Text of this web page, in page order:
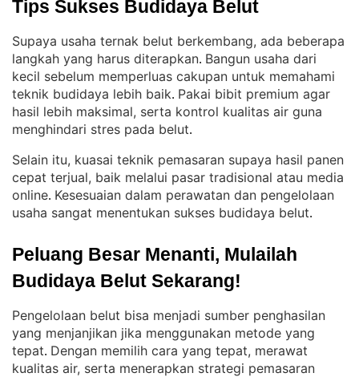
Tips Sukses Budidaya Belut
Supaya usaha ternak belut berkembang, ada beberapa
langkah yang harus diterapkan. Bangun usaha dari
kecil sebelum memperluas cakupan untuk memahami
teknik budidaya lebih baik. Pakai bibit premium agar
hasil lebih maksimal, serta kontrol kualitas air guna
menghindari stres pada belut.
Selain itu, kuasai teknik pemasaran supaya hasil panen
cepat terjual, baik melalui pasar tradisional atau media
online. Kesesuaian dalam perawatan dan pengelolaan
usaha sangat menentukan sukses budidaya belut.
Peluang Besar Menanti, Mulailah
Budidaya Belut Sekarang!
Pengelolaan belut bisa menjadi sumber penghasilan
yang menjanjikan jika menggunakan metode yang
tepat. Dengan memilih cara yang tepat, merawat
kualitas air, serta menerapkan strategi pemasaran